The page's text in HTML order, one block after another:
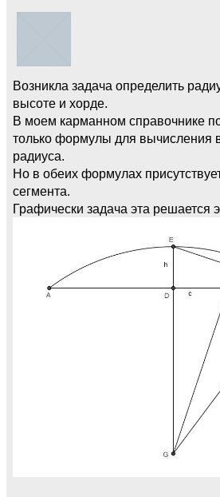
Возникла задача определить
высоте и хорде.
В моем карманном справочнике
только формулы для вычисления
радиуса.
Но в обеих формулах
сегмента.
Графически задача эта решается